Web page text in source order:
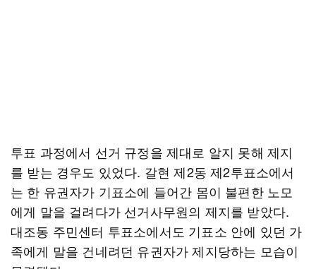
투표 과정에서 선거 규정을 제대로 알지 못해 제지
를 받는 경우도 있었다. 갈현 제2동 제2투표소에서
는 한 유권자가 기표소에 들어간 몸이 불편한 노모
에게 말을 걸려다가 선거사무원의 제지를 받았다.
대조동 주민센터 투표소에서도 기표소 안에 있던 가
족에게 말을 건네려던 유권자가 제지당하는 모습이